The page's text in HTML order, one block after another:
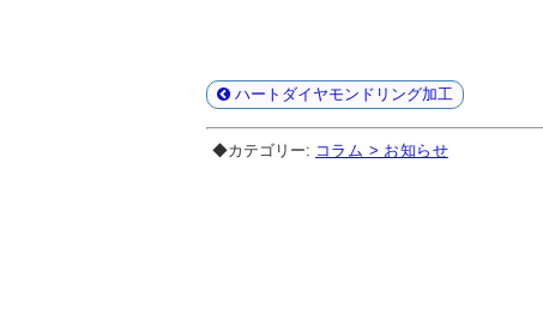
ハートダイヤモンドリング加工
◆カテゴリー: コラム > お知らせ